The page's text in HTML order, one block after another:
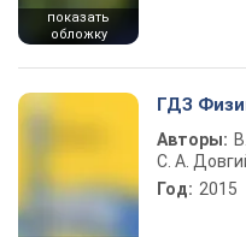
показать
обложку
ГДЗ
Авторы:
С. А.
Год: 2015